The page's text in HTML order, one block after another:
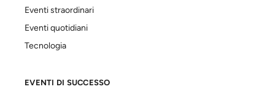
Eventi straordinari
Eventi quotidiani
Tecnologia
EVENTI DI SUCCESSO